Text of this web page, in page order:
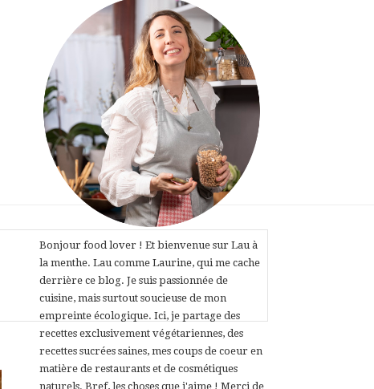
Bonjour food lover ! Et bienvenue sur Lau à
la menthe. Lau comme Laurine, qui me cache
derrière ce blog. Je suis passionnée de
cuisine, mais surtout soucieuse de mon
empreinte écologique. Ici, je partage des
recettes exclusivement végétariennes, des
recettes sucrées saines, mes coups de coeur en
matière de restaurants et de cosmétiques
naturels. Bref, les choses que j'aime ! Merci de